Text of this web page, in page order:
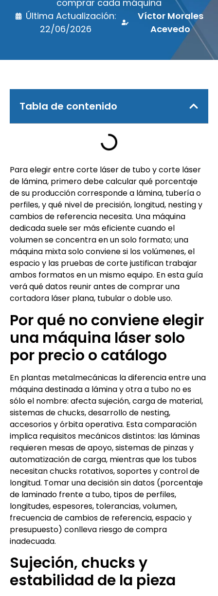
comprar cada máquina
Última Actualización:
22/06/2026
Víctor Morales
Acevedo
Tabla de contenido
Para elegir entre corte láser de tubo y corte láser
de lámina, primero debe calcular qué porcentaje
de su producción corresponde a lámina, tubería o
perfiles, y qué nivel de precisión, longitud, nesting y
cambios de referencia necesita. Una máquina
dedicada suele ser más eficiente cuando el
volumen se concentra en un solo formato; una
máquina mixta solo conviene si los volúmenes, el
espacio y las pruebas de corte justifican trabajar
ambos formatos en un mismo equipo. En esta guía
verá qué datos reunir antes de comprar una
cortadora láser plana, tubular o doble uso.
Por qué no conviene elegir
una máquina láser solo
por precio o catálogo
En plantas metalmecánicas la diferencia entre una
máquina destinada a lámina y otra a tubo no es
sólo el nombre: afecta sujeción, carga de material,
sistemas de chucks, desarrollo de nesting,
accesorios y órbita operativa. Esta comparación
implica requisitos mecánicos distintos: las láminas
requieren mesas de apoyo, sistemas de pinzas y
automatización de carga, mientras que los tubos
necesitan chucks rotativos, soportes y control de
longitud. Tomar una decisión sin datos (porcentaje
de laminado frente a tubo, tipos de perfiles,
longitudes, espesores, tolerancias, volumen,
frecuencia de cambios de referencia, espacio y
presupuesto) conlleva riesgo de compra
inadecuada.
Sujeción, chucks y
estabilidad de la pieza